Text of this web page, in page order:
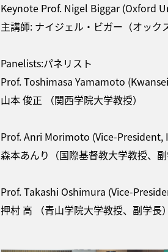
Keynote Prof. Nigel Biggar (Oxford
主講師: ナイジェル・ビガー（オック
Panelists:パネリスト
Prof. Toshimasa Yamamoto
山本 俊正 （関西学院大学教授）
Prof. Anri Morimoto (Vice-
森本あんり（国際基督教大学教授、副
Prof. Takashi Oshimura (Vice-
押村 高 （青山学院大学教授、副学長）